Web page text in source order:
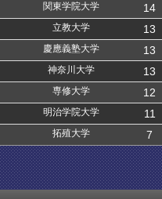
関東学院大学 14
立教大学 13
慶應義塾大学 13
神奈川大学 13
専修大学 12
明治学院大学 11
拓殖大学 7